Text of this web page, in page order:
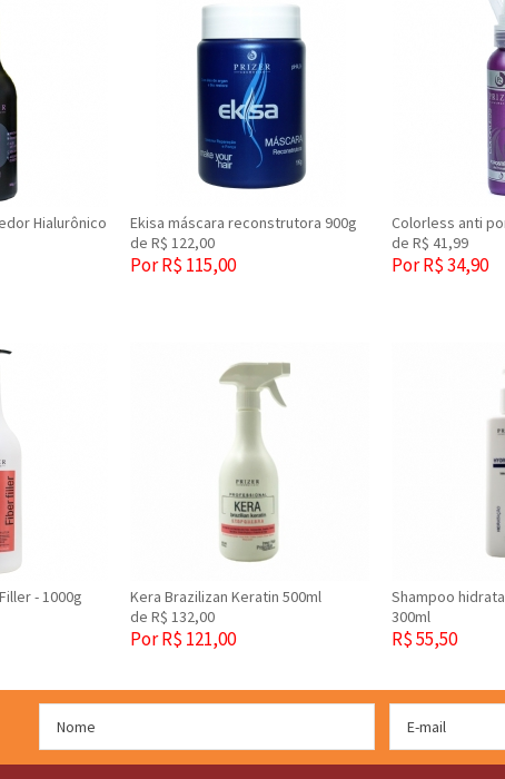
Hialurônico
Ekisa máscara reconstrutora 900g
de R$ 122,00
Por R$ 115,00
Colorless anti
de R$ 41,99
Por R$ 34,90
- 1000g
Kera Brazilizan Keratin 500ml
de R$ 132,00
Por R$ 121,00
Shampoo
300ml
R$ 55,50